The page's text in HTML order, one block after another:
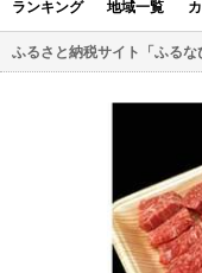
ランキング 地域一覧
ふるさと納税サイト「ふるな